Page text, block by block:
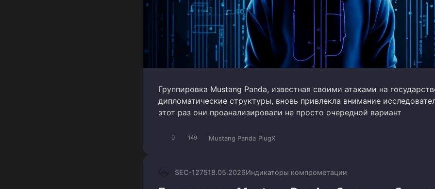
Группировка Mustang Panda, известная своими атаками на
дипломатические структуры, вновь привлекла внимание
этот раз они проанализировали не просто очередной вариант
0 149 Mustang Panda PlugX
SEC-127518.05.2026Индикаторы компрометации